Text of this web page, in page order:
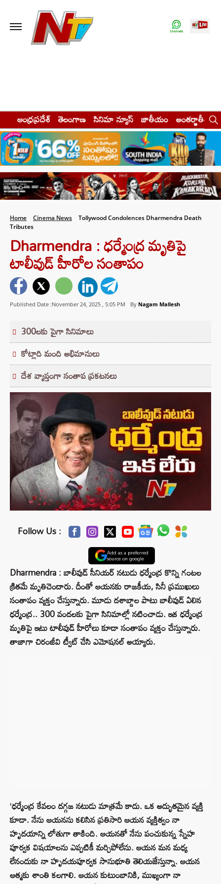
ఆంధ్రప్రదేశ్ తెలంగాణ సినిమా న్యూస్ జాతీయం అంతర్జాతీయం
Home Cinema News
Tollywood Condolences Dharmendra Death
Tributes
Dharmendra : ధర్మేంద్ర మృతిపై
టాలీవుడ్ హీరోల సంతాపం
Published Date :November 24, 2025 , 5:05 PM By Nagam Mallesh
300లకు పైగా సినిమాలు
కోట్లాది మంది అభిమానులు
దేశ వ్యాప్తంగా సంతాప ప్రకటనలు
Follow Us :
Add as a preferred
source on google
Dharmendra : బాలీవుడ్ సీనియర్ నటుడు ధర్మేంద్ర కొన్ని గంటల
క్రితమే మృతిచెందారు. దీంతో ఆయనకు రాజకీయ, సినీ ప్రముఖులు
సంతాపం వ్యక్తం చేస్తున్నారు. మూడు దశాబ్దాల పాటు బాలీవుడ్ ఏలిన
ధర్మేంద్ర.. 300 వందలకు పైగా సినిమాల్లో నటించాడు. ఇక ధర్మేంద్ర
మృతిపై ఇటు టాలీవుడ్ హీరోలు కూడా సంతాపం వ్యక్తం చేస్తున్నారు.
తాజాగా చిరంజీవి ట్వీట్ చేసి ఎమోషనల్ అయ్యారు.
‘ధర్మేంద్ర కేవలం దగ్గజ నటుడు మాత్రమే కాదు. ఒక అద్భుతమైన వ్యక్తి
కూడా. నేను ఆయనను కలిసిన ప్రతిసారి ఆయన వ్యక్తిత్వం నా
హృదయాన్ని లోతుగా తాకింది. ఆయనతో నేను పంచుకున్న స్నేహ
పూర్వక విషయాలను ఎప్పటికీ మర్చిపోలేను. ఆయన మన మధ్య
లేనందుకు నా హృదయపూర్వక సానుభూతి తెలియజేస్తున్నా. ఆయన
ఆత్మకు శాంతి కలగాలి. ఆయన కుటుంబానికి, ముఖ్యంగా నా